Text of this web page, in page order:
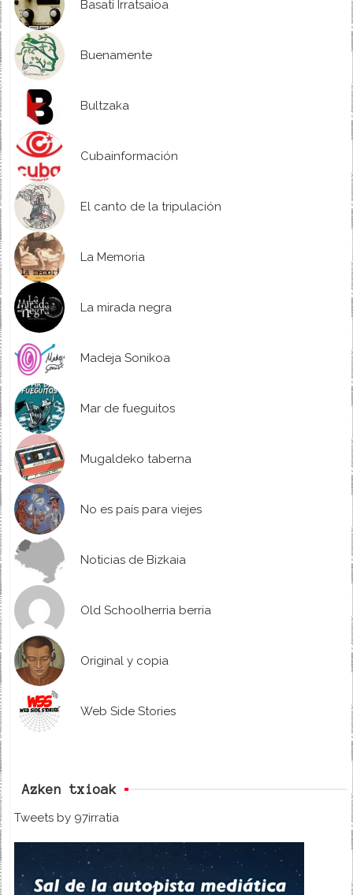
Basati Irratsaioa
Buenamente
Bultzaka
Cubainformación
El canto de la tripulación
La Memoria
La mirada negra
Madeja Sonikoa
Mar de fueguitos
Mugaldeko taberna
No es país para viejes
Noticias de Bizkaia
Old Schoolherria berria
Original y copia
Web Side Stories
Azken txioak
Tweets by 97irratia